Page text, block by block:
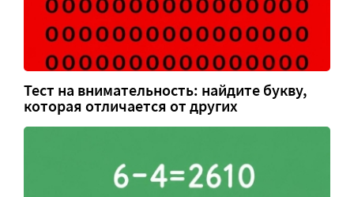
Тест на внимательность: найдите букву,
которая отличается от других